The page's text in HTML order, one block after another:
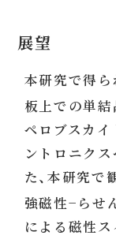
展望
本研究で得
板上での単
ペロブスカイ
ントロニク
た、本研究で
強磁性−らせ
による磁性